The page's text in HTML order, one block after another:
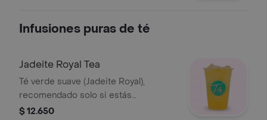
Infusiones puras de té
Jadeite Royal Tea
Té verde suave (Jadeite Royal),
recomendado solo si estás
acostumbrado a los sabores de té
$ 12.650